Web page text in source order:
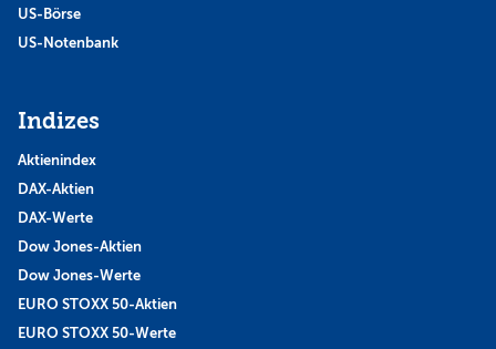
US-Börse
US-Notenbank
Indizes
Aktienindex
DAX-Aktien
DAX-Werte
Dow Jones-Aktien
Dow Jones-Werte
EURO STOXX 50-Aktien
EURO STOXX 50-Werte